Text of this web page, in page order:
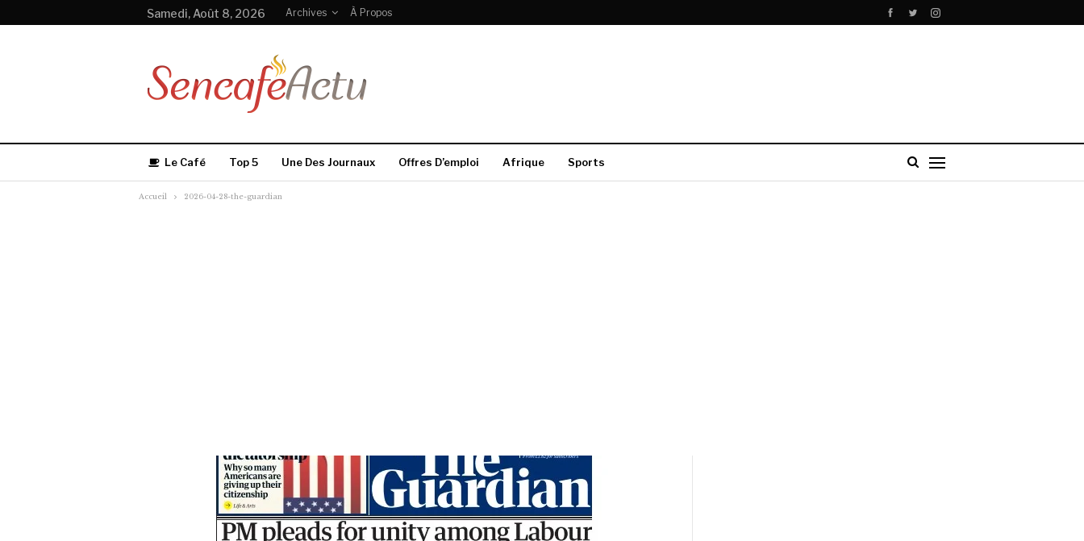
Samedi, Août 8, 2026 Archives À Propos
Le Café Top 5 Une Des Journaux Offres D’emploi Afrique Sports
Accueil 2026-04-28-the-guardian